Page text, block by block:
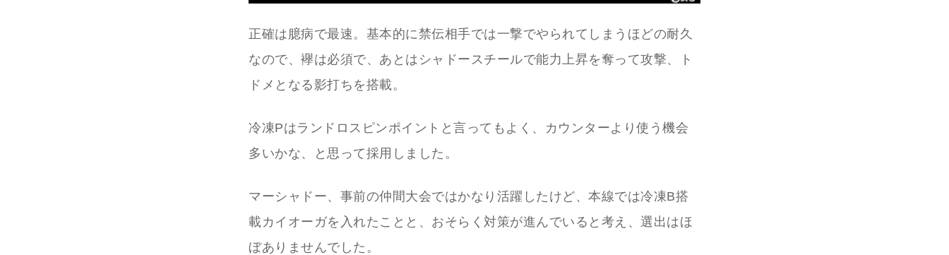
正確は臆病で最速。基本的に禁伝相手では一撃でやられてしまうほどの耐久
なので、襷は必須で、あとはシャドースチールで能力上昇を奪って攻撃、ト
ドメとなる影打ちを搭載。
冷凍Pはランドロスピンポイントと言ってもよく、カウンターより使う機会
多いかな、と思って採用しました。
マーシャドー、事前の仲間大会ではかなり活躍したけど、本線では冷凍B搭
載カイオーガを入れたことと、おそらく対策が進んでいると考え、選出はほ
ぼありませんでした。